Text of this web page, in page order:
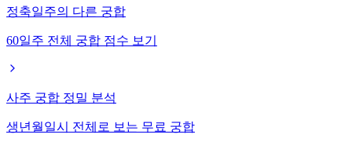
정축일주의 다른 궁합
60일주 전체 궁합 점수 보기
사주 궁합 정밀 분석
생년월일시 전체로 보는 무료 궁합